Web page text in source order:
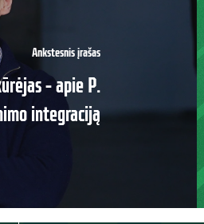
Ankstesnis įrašas
– apie P.
integraciją